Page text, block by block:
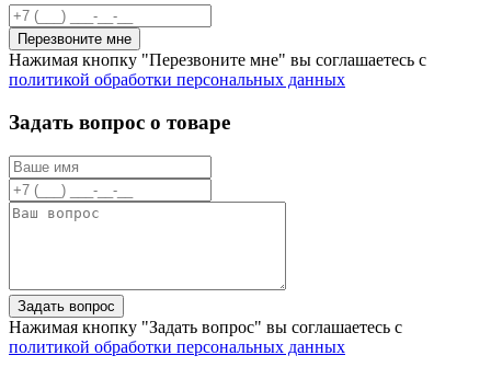
Перезвоните мне
Нажимая кнопку "Перезвоните мне" вы соглашаетесь с
политикой обработки персональных данных
Задать вопрос о товаре
Задать вопрос
Нажимая кнопку "Задать вопрос" вы соглашаетесь с
политикой обработки персональных данных